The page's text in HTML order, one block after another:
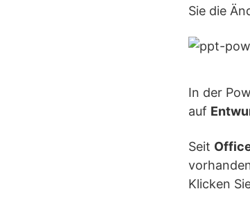
Sie die
In der
auf
Seit
Klicken